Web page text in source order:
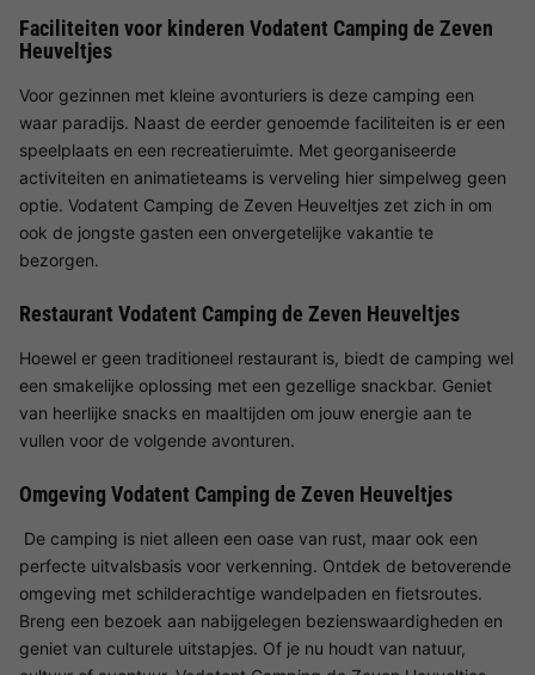
Faciliteiten voor kinderen Vodatent Camping de Zeven
Heuveltjes
Voor gezinnen met kleine avonturiers is deze camping een
waar paradijs. Naast de eerder genoemde faciliteiten is er een
speelplaats en een recreatieruimte. Met georganiseerde
activiteiten en animatieteams is verveling hier simpelweg geen
optie. Vodatent Camping de Zeven Heuveltjes zet zich in om
ook de jongste gasten een onvergetelijke vakantie te
bezorgen.
Restaurant Vodatent Camping de Zeven Heuveltjes
Hoewel er geen traditioneel restaurant is, biedt de camping wel
een smakelijke oplossing met een gezellige snackbar. Geniet
van heerlijke snacks en maaltijden om jouw energie aan te
vullen voor de volgende avonturen.
Omgeving Vodatent Camping de Zeven Heuveltjes
De camping is niet alleen een oase van rust, maar ook een
perfecte uitvalsbasis voor verkenning. Ontdek de betoverende
omgeving met schilderachtige wandelpaden en fietsroutes.
Breng een bezoek aan nabijgelegen bezienswaardigheden en
geniet van culturele uitstapjes. Of je nu houdt van natuur,